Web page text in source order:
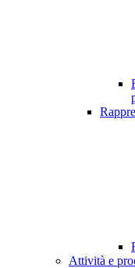
Attività e